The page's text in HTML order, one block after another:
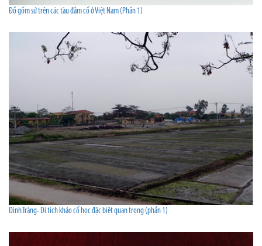
Đồ gốm sứ trên các tàu đắm cổ ở Việt Nam (Phần 1)
Đình Tràng- Di tích khảo cổ học đặc biệt quan trọng (phần 1)